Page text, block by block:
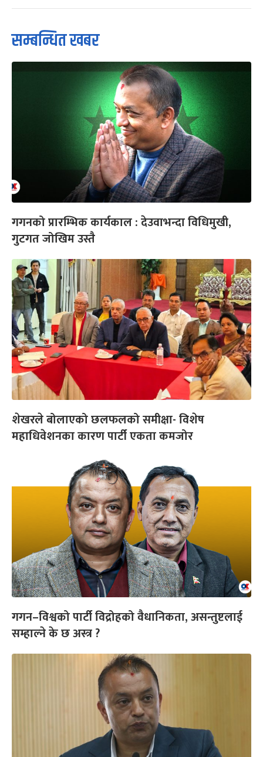
सम्बन्धित खबर
गगनको प्रारम्भिक कार्यकाल : देउवाभन्दा विधिमुखी,
गुटगत जोखिम उस्तै
शेखरले बोलाएको छलफलको समीक्षा- विशेष
महाधिवेशनका कारण पार्टी एकता कमजोर
गगन–विश्वको पार्टी विद्रोहको वैधानिकता, असन्तुष्टलाई
सम्हाल्ने के छ अस्त्र ?